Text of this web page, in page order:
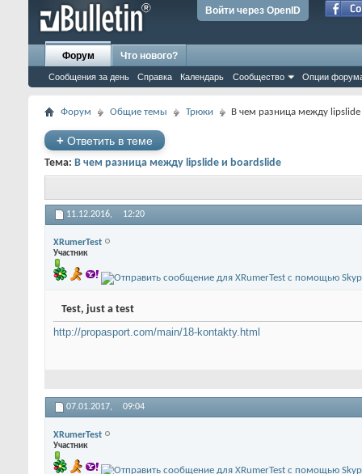
Войти через OpenID
Форум
Сообщения за день Справка Календарь Сообщество Опции
Что нового?
Форум Общие темы Трюки В чем разница между
+ Ответить в теме
Тема: В чем разница между lipslide и boardslide
11.12.2016, 12:20
XRumerTest
Участник
Test, just a test
http://propasport.com/main/18-kontakty.html
07.01.2017, 09:04
XRumerTest
Участник